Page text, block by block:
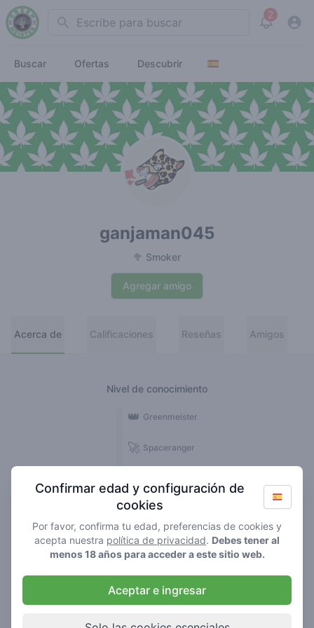
Search 2
View
Buscar Ofertas Descubrir
ganjaman045
🥦 Smoker
Agregar amigo
Acerca de Calificaciones Reseñas Amigos
Nivel de conocimiento
🍃 Smoker
🌱 Roller
🚀 Spaceranger
👑 Greenmeister
Reseñas
Calificaciones
Confirmar edad y configuración de
cookies
Por favor, confirma tu edad, preferencias de cookies y
acepta nuestra política de privacidad. Debes tener al
menos 18 años para acceder a este sitio web.
Aceptar e ingresar